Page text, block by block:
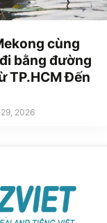
cùng
bằng đường
TP.HCM Đến
2026